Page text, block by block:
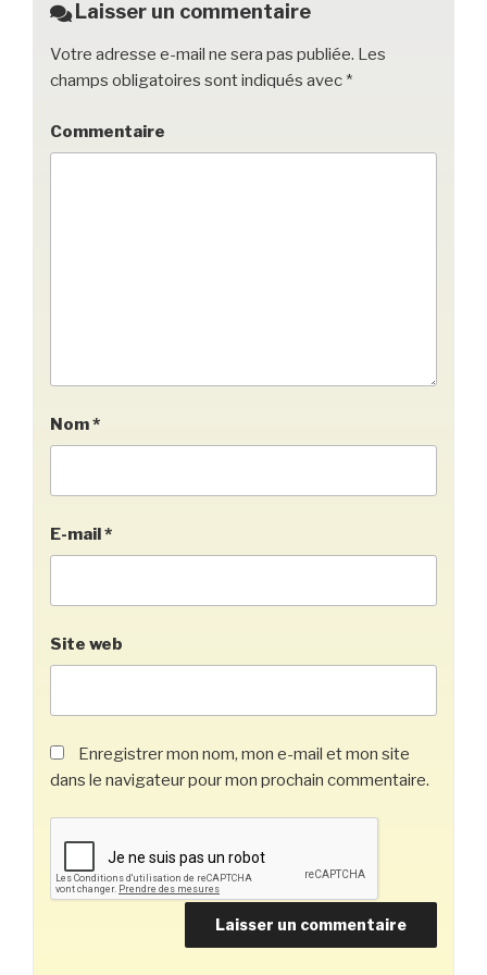
k
Laisser un commentaire
Votre adresse e-mail ne sera pas publiée. Les
champs obligatoires sont indiqués avec *
Commentaire
Nom*
E-mail*
Site web
Enregistrer mon nom, mon e-mail et mon site
dans le navigateur pour mon prochain commentaire.